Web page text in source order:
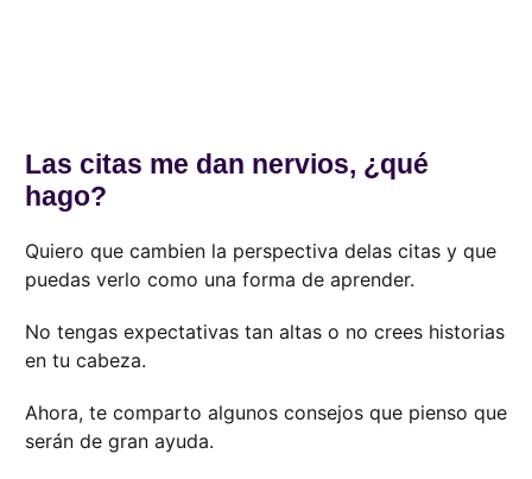
Las citas me dan nervios, ¿qué
hago?
Quiero que cambien la perspectiva delas citas y que
puedas verlo como una forma de aprender.
No tengas expectativas tan altas o no crees historias
en tu cabeza.
Ahora, te comparto algunos consejos que pienso que
serán de gran ayuda.